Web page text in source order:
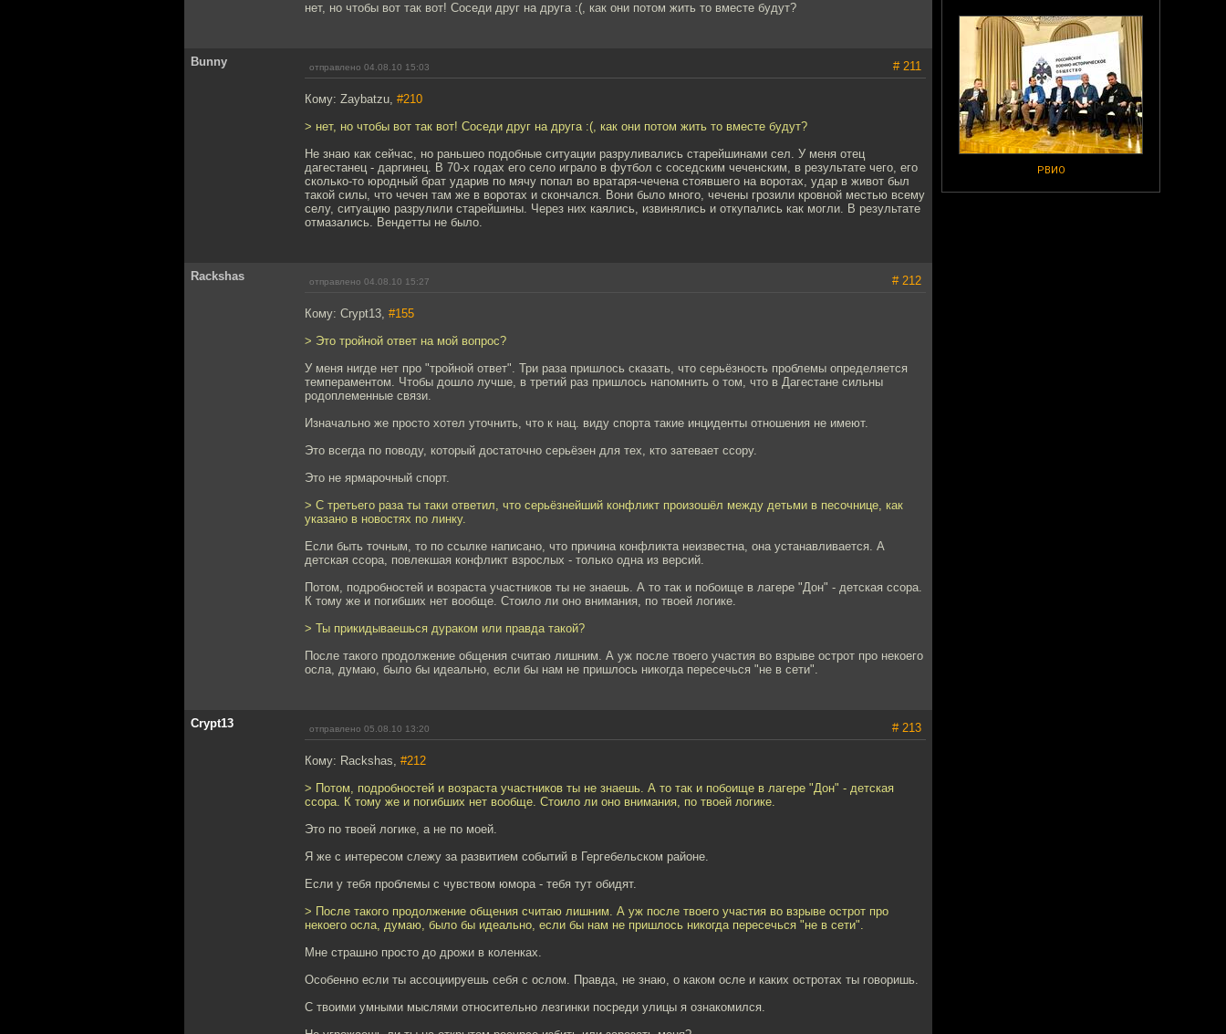
РВИО
нет, но чтобы вот так вот! Соседи друг на друга :(, как они потом жить то вместе будут?
Bunny отправлено 04.08.10 15:03 # 211
Кому: Zaybatzu, #210
> нет, но чтобы вот так вот! Соседи друг на друга :(, как они потом жить то вместе будут?
Не знаю как сейчас, но раньшео подобные ситуации разруливались старейшинами сел. У меня отец
дагестанец - даргинец. В 70-х годах его село играло в футбол с соседским чеченским, в результате чего, его
сколько-то юродный брат ударив по мячу попал во вратаря-чечена стоявшего на воротах, удар в живот был
такой силы, что чечен там же в воротах и скончался. Вони было много, чечены грозили кровной местью всему
селу, ситуацию разрулили старейшины. Через них каялись, извинялись и откупались как могли. В результате
отмазались. Вендетты не было.
Rackshas отправлено 04.08.10 15:27 # 212
Кому: Crypt13, #155
> Это тройной ответ на мой вопрос?
У меня нигде нет про "тройной ответ". Три раза пришлось сказать, что серьёзность проблемы определяется
темпераментом. Чтобы дошло лучше, в третий раз пришлось напомнить о том, что в Дагестане сильны
родоплеменные связи.
Изначально же просто хотел уточнить, что к нац. виду спорта такие инциденты отношения не имеют.
Это всегда по поводу, который достаточно серьёзен для тех, кто затевает ссору.
Это не ярмарочный спорт.
> С третьего раза ты таки ответил, что серьёзнейший конфликт произошёл между детьми в песочнице, как
указано в новостях по линку.
Если быть точным, то по ссылке написано, что причина конфликта неизвестна, она устанавливается. А
детская ссора, повлекшая конфликт взрослых - только одна из версий.
Потом, подробностей и возраста участников ты не знаешь. А то так и побоище в лагере "Дон" - детская ссора.
К тому же и погибших нет вообще. Стоило ли оно внимания, по твоей логике.
> Ты прикидываешься дураком или правда такой?
После такого продолжение общения считаю лишним. А уж после твоего участия во взрыве острот про некоего
осла, думаю, было бы идеально, если бы нам не пришлось никогда пересечься "не в сети".
Crypt13 отправлено 05.08.10 13:20 # 213
Кому: Rackshas, #212
> Потом, подробностей и возраста участников ты не знаешь. А то так и побоище в лагере "Дон" - детская
ссора. К тому же и погибших нет вообще. Стоило ли оно внимания, по твоей логике.
Это по твоей логике, а не по моей.
Я же с интересом слежу за развитием событий в Гергебельском районе.
Если у тебя проблемы с чувством юмора - тебя тут обидят.
> После такого продолжение общения считаю лишним. А уж после твоего участия во взрыве острот про
некоего осла, думаю, было бы идеально, если бы нам не пришлось никогда пересечься "не в сети".
Мне страшно просто до дрожи в коленках.
Особенно если ты ассоциируешь себя с ослом. Правда, не знаю, о каком осле и каких остротах ты говоришь.
С твоими умными мыслями относительно лезгинки посреди улицы я ознакомился.